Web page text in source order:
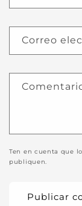
Correo
Ten en cuenta que
publiquen.